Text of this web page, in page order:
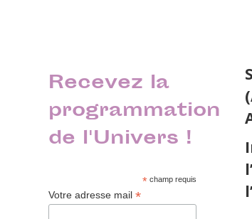
Recevez la
programmation
de l'Univers !
*champ requis
Votre adresse mail*